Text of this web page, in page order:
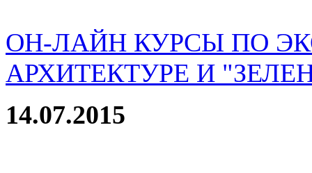
ОН-ЛАЙН КУРСЫ ПО
АРХИТЕКТУРЕ И
14.07.2015